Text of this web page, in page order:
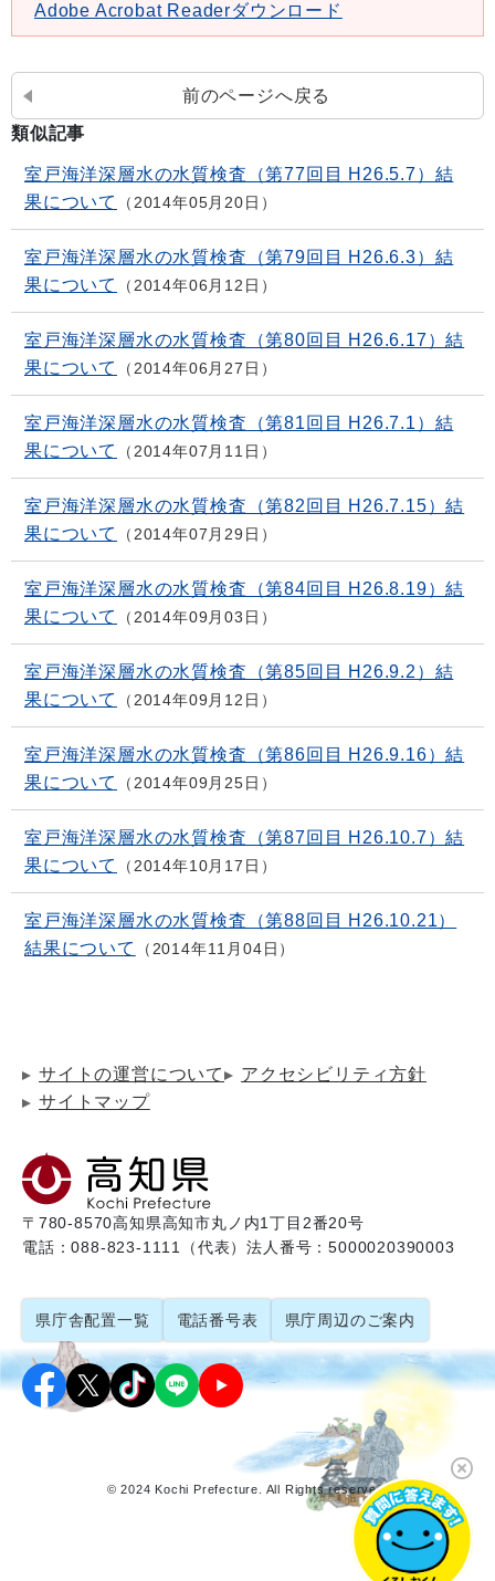
Adobe Acrobat Readerダウンロード
前のページへ戻る
類似記事
室戸海洋深層水の水質検査（第77回目 H26.5.7）結
果について
2014年05月20日
室戸海洋深層水の水質検査（第79回目 H26.6.3）結
果について
2014年06月12日
室戸海洋深層水の水質検査（第80回目 H26.6.17）結
果について
2014年06月27日
室戸海洋深層水の水質検査（第81回目 H26.7.1）結
果について
2014年07月11日
室戸海洋深層水の水質検査（第82回目 H26.7.15）結
果について
2014年07月29日
室戸海洋深層水の水質検査（第84回目 H26.8.19）結
果について
2014年09月03日
室戸海洋深層水の水質検査（第85回目 H26.9.2）結
果について
2014年09月12日
室戸海洋深層水の水質検査（第86回目 H26.9.16）結
果について
2014年09月25日
室戸海洋深層水の水質検査（第87回目 H26.10.7）結
果について
2014年10月17日
室戸海洋深層水の水質検査（第88回目 H26.10.21）
結果について
2014年11月04日
サイトの運営について
アクセシビリティ方針
サイトマップ
〒780-8570高知県高知市丸ノ内1丁目2番20号
電話：088-823-1111（代表）法人番号：5000020390003
県庁舎配置一覧 電話番号表 県庁周辺のご案内
© 2024 Kochi Prefecture. All Rights reserved.